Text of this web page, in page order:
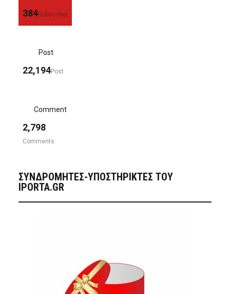
384Subscriber
Post
22,194Post
Comment
2,798
Comments
ΣΥΝΔΡΟΜΗΤΈΣ-ΥΠΟΣΤΗΡΙΚΤΈΣ ΤΟΥ
IPORTA.GR